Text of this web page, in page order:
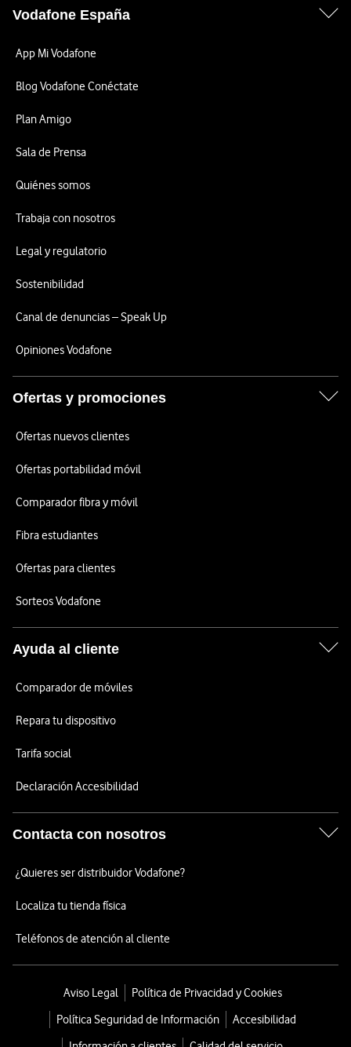
Vodafone España
App Mi Vodafone
Blog Vodafone Conéctate
Plan Amigo
Sala de Prensa
Quiénes somos
Trabaja con nosotros
Legal y regulatorio
Sostenibilidad
Canal de denuncias – Speak Up
Opiniones Vodafone
Ofertas y promociones
Ofertas nuevos clientes
Ofertas portabilidad móvil
Comparador fibra y móvil
Fibra estudiantes
Ofertas para clientes
Sorteos Vodafone
Ayuda al cliente
Comparador de móviles
Repara tu dispositivo
Tarifa social
Declaración Accesibilidad
Contacta con nosotros
¿Quieres ser distribuidor Vodafone?
Localiza tu tienda física
Teléfonos de atención al cliente
Aviso Legal
Política de Privacidad y Cookies
Política Seguridad de Información
Accesibilidad